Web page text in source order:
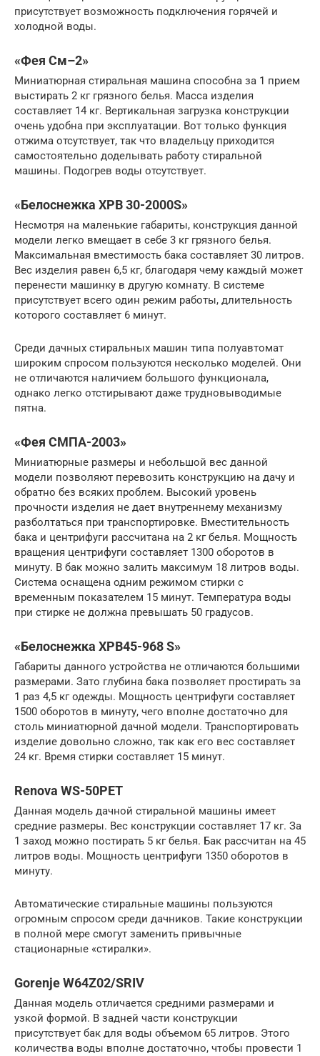
присутствует возможность подключения горячей и
холодной воды.
«Фея См–2»
Миниатюрная стиральная машина способна за 1 прием
выстирать 2 кг грязного белья. Масса изделия
составляет 14 кг. Вертикальная загрузка конструкции
очень удобна при эксплуатации. Вот только функция
отжима отсутствует, так что владельцу приходится
самостоятельно доделывать работу стиральной
машины. Подогрев воды отсутствует.
«Белоснежка XPB 30-2000S»
Несмотря на маленькие габариты, конструкция данной
модели легко вмещает в себе 3 кг грязного белья.
Максимальная вместимость бака составляет 30 литров.
Вес изделия равен 6,5 кг, благодаря чему каждый может
перенести машинку в другую комнату. В системе
присутствует всего один режим работы, длительность
которого составляет 6 минут.
Среди дачных стиральных машин типа полуавтомат
широким спросом пользуются несколько моделей. Они
не отличаются наличием большого функционала,
однако легко отстирывают даже трудновыводимые
пятна.
«Фея СМПА-2003»
Миниатюрные размеры и небольшой вес данной
модели позволяют перевозить конструкцию на дачу и
обратно без всяких проблем. Высокий уровень
прочности изделия не дает внутреннему механизму
разболтаться при транспортировке. Вместительность
бака и центрифуги рассчитана на 2 кг белья. Мощность
вращения центрифуги составляет 1300 оборотов в
минуту. В бак можно залить максимум 18 литров воды.
Система оснащена одним режимом стирки с
временным показателем 15 минут. Температура воды
при стирке не должна превышать 50 градусов.
«Белоснежка ХРВ45-968 S»
Габариты данного устройства не отличаются большими
размерами. Зато глубина бака позволяет простирать за
1 раз 4,5 кг одежды. Мощность центрифуги составляет
1500 оборотов в минуту, чего вполне достаточно для
столь миниатюрной дачной модели. Транспортировать
изделие довольно сложно, так как его вес составляет
24 кг. Время стирки составляет 15 минут.
Renova WS-50PET
Данная модель дачной стиральной машины имеет
средние размеры. Вес конструкции составляет 17 кг. За
1 заход можно постирать 5 кг белья. Бак рассчитан на 45
литров воды. Мощность центрифуги 1350 оборотов в
минуту.
Автоматические стиральные машины пользуются
огромным спросом среди дачников. Такие конструкции
в полной мере смогут заменить привычные
стационарные «стиралки».
Gorenje W64Z02/SRIV
Данная модель отличается средними размерами и
узкой формой. В задней части конструкции
присутствует бак для воды объемом 65 литров. Этого
количества воды вполне достаточно, чтобы провести 1